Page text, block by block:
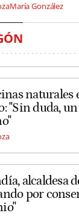
María González
naturales
"Sin duda,
alcaldesa
por